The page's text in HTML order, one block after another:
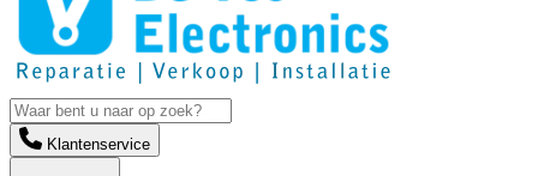
Klantenservice